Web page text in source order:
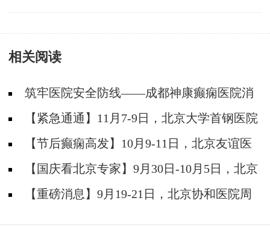
相关阅读
筑牢医院安全防线——成都神康癫痫医院消
防安全培训纪实
【紧急通通】11月7-9日，北京大学首钢医院
神经内科胡颖教授亲临成都会诊，破解癫痫疑难
【节后癫痫高发】10月9-11日，北京友谊医
院陈葵博士免费会诊+治疗援助，破解癫痫难
题！
【国庆看北京专家】9月30日-10月5日，北京
天坛&首钢医院两大专家蓉城亲诊+癫痫大额救
【重磅消息】9月19-21日，北京协和医院周